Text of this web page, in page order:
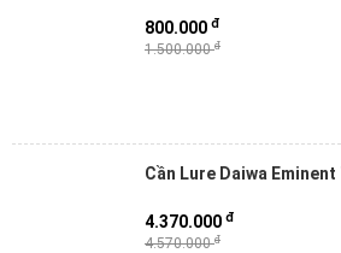
1.500.000đ
800.000 đ
Cần Lure Daiwa
4.570.000đ
4.370.000 đ